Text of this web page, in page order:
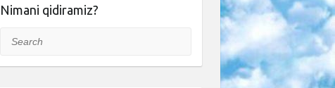
Nimani qidiramiz?
Search